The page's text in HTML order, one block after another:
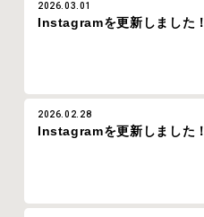
2026.03.01
Instagramを更新しました！
2026.02.28
Instagramを更新しました！